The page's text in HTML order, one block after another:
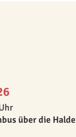
über die Halde